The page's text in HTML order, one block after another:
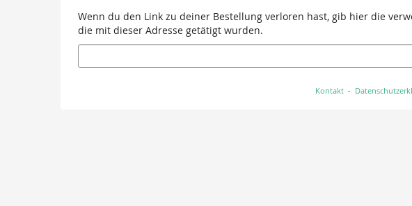
Wenn du den Link zu deiner Bestellung verloren hast, gib hier die
die mit dieser Adresse getätigt wurden.
E-
Mail
Kontakt